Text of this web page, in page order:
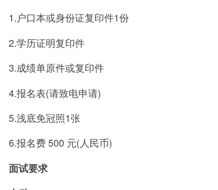
1.户口本或身份证复印件1份
2.学历证明复印件
3.成绩单原件或复印件
4.报名表(请致电申请)
5.浅底免冠照1张
6.报名费 500 元(人民币)
面试要求